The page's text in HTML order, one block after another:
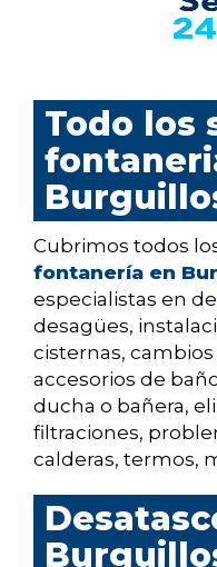
Todo los
Cubrimos todos
fontanería en
especialistas en
desagües,
cisternas,
accesorios de
ducha o bañera,
filtraciones,
calderas, termos,